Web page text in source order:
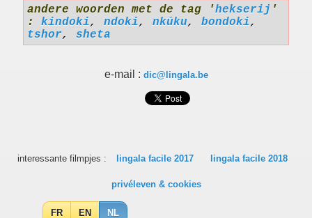
andere woorden met de tag 'hekserij '
: kindoki, ndoki, nkúku, bondoki,
tshor, sheta
e-mail : dic@lingala.be
interessante filmpjes : lingala facile 2017 lingala facile 2018
privéleven & cookies
FR EN NL